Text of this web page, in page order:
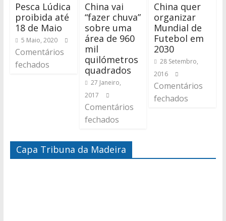
Pesca Lúdica
proibida até
18 de Maio
5 Maio, 2020
Comentários
fechados
China vai
“fazer chuva”
sobre uma
área de 960
mil
quilómetros
quadrados
27 Janeiro,
2017
Comentários
fechados
China quer
organizar
Mundial de
Futebol em
2030
28 Setembro,
2016
Comentários
fechados
Capa Tribuna da Madeira